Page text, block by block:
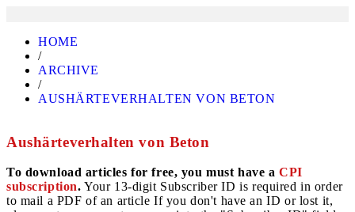
HOME
/
ARCHIVE
/
AUSHÄRTEVERHALTEN VON BETON
Aushärteverhalten von Beton
To download articles for free, you must have aCPI
subscription. Your 13-digit Subscriber ID is required in order
to mail a PDF of an article If you don't have an ID or lost it,